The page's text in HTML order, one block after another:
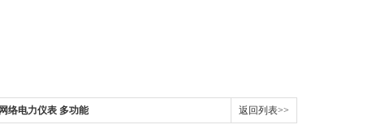
络电力仪表 多功能 返回列表>>